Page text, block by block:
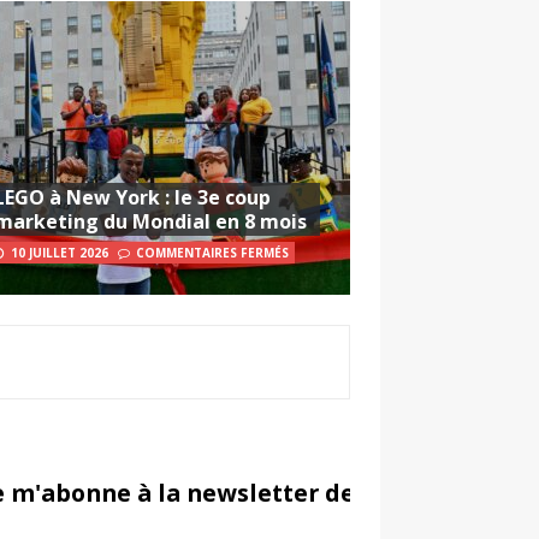
à New York : le 3e coup
du Mondial en 8 mois
10 JUILLET 2026 COMMENTAIRES FERMÉS
m'abonne à la newsletter de